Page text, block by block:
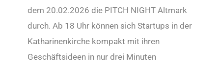
dem 20.02.2026 die PITCH NIGHT Altmark
durch. Ab 18 Uhr können sich Startups in der
Katharinenkirche kompakt mit ihren
Geschäftsideen in nur drei Minuten